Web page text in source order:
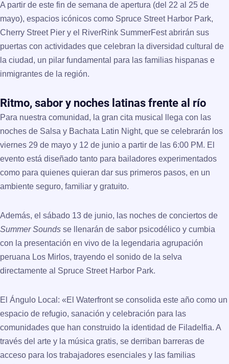
A partir de este fin de semana de apertura (del 22 al 25 de
mayo), espacios icónicos como Spruce Street Harbor Park,
Cherry Street Pier y el RiverRink SummerFest abrirán sus
puertas con actividades que celebran la diversidad cultural de
la ciudad, un pilar fundamental para las familias hispanas e
inmigrantes de la región.
Ritmo, sabor y noches latinas frente al río
Para nuestra comunidad, la gran cita musical llega con las
noches de Salsa y Bachata Latin Night, que se celebrarán los
viernes 29 de mayo y 12 de junio a partir de las 6:00 PM. El
evento está diseñado tanto para bailadores experimentados
como para quienes quieran dar sus primeros pasos, en un
ambiente seguro, familiar y gratuito.
Además, el sábado 13 de junio, las noches de conciertos de
Summer Sounds se llenarán de sabor psicodélico y cumbia
con la presentación en vivo de la legendaria agrupación
peruana Los Mirlos, trayendo el sonido de la selva
directamente al Spruce Street Harbor Park.
El Ángulo Local: «El Waterfront se consolida este año como un
espacio de refugio, sanación y celebración para las
comunidades que han construido la identidad de Filadelfia. A
través del arte y la música gratis, se derriban barreras de
acceso para los trabajadores esenciales y las familias